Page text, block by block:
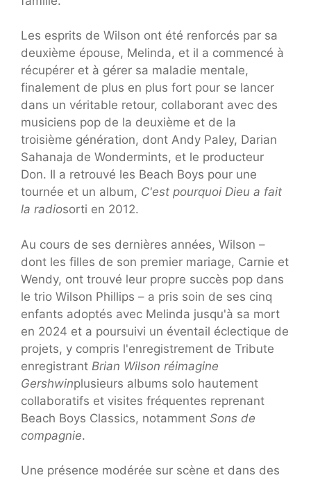
Les esprits de Wilson ont été renforcés par sa
deuxième épouse, Melinda, et il a commencé à
récupérer et à gérer sa maladie mentale,
finalement de plus en plus fort pour se lancer
dans un véritable retour, collaborant avec des
musiciens pop de la deuxième et de la
troisième génération, dont Andy Paley, Darian
Sahanaja de Wondermints, et le producteur
Don. Il a retrouvé les Beach Boys pour une
tournée et un album, C'est pourquoi Dieu a fait
la radiosorti en 2012.
Au cours de ses dernières années, Wilson –
dont les filles de son premier mariage, Carnie et
Wendy, ont trouvé leur propre succès pop dans
le trio Wilson Phillips – a pris soin de ses cinq
enfants adoptés avec Melinda jusqu'à sa mort
en 2024 et a poursuivi un éventail éclectique de
projets, y compris l'enregistrement de Tribute
enregistrant Brian Wilson réimagine
Gershwinplusieurs albums solo hautement
collaboratifs et visites fréquentes reprenant
Beach Boys Classics, notamment Sons de
compagnie.
Une présence modérée sur scène et dans des